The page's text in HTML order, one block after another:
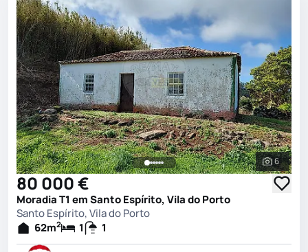
Ver
6
80 000 €
Moradia T1 em Santo Espírito, Vila do Porto
Santo Espírito, Vila do Porto
62m2 1 1